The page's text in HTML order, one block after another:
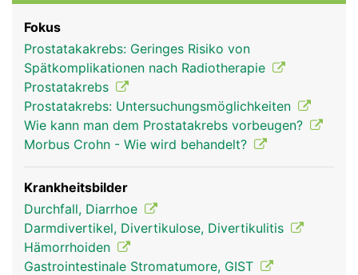
Rubriken
einem inneren und einem äusseren Schliessmuskel
umgeben. Der innere Afterschliessmuskel ist nicht
willentlich beeinflussbar. Er erschlafft automatisch
bei Kontakt mit dem Stuhl und lässt ihn in den
oberen Analkanal gleiten. Der äussere
Schliessmuskel kann selbst zur willentlichen
Stuhlentleerung gesteuert werden.
Fokus
Prostatakakrebs: Geringes Risiko von
Spätkomplikationen nach Radiotherapie
Prostatakrebs
Prostatakrebs: Untersuchungsmöglichkeiten
Wie kann man dem Prostatakrebs vorbeugen?
Morbus Crohn - Wie wird behandelt?
Krankheitsbilder
Durchfall, Diarrhoe
Darmdivertikel, Divertikulose, Divertikulitis
Hämorrhoiden
Gastrointestinale Stromatumore, GIST